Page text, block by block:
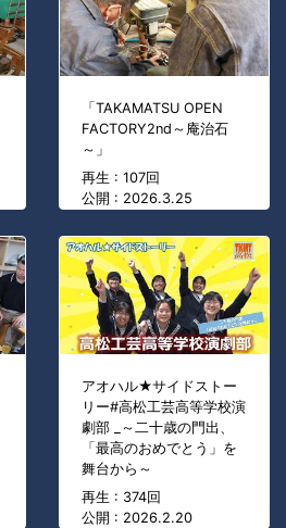
「TAKAMATSU OPEN
FACTORY2nd～庵治石
～」
再生 : 107回
公開 : 2026.3.25
アオハル★サイドストー
リー#高松工芸高等学校演
劇部 _～二十歳の門出、
「最高のおめでとう」を
舞台から～
再生 : 374回
公開 : 2026.2.20